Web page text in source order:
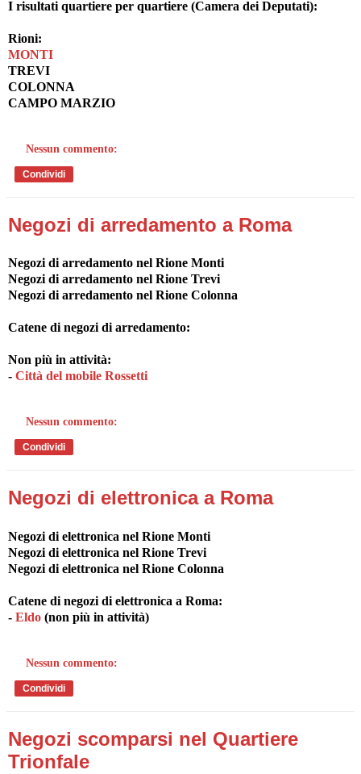
I risultati quartiere per quartiere (Camera dei Deputati):
Rioni:
MONTI
TREVI
COLONNA
CAMPO MARZIO
Nessun commento:
Condividi
Negozi di arredamento a Roma
Negozi di arredamento nel Rione Monti
Negozi di arredamento nel Rione Trevi
Negozi di arredamento nel Rione Colonna
Catene di negozi di arredamento:
Non più in attività:
- Città del mobile Rossetti
Nessun commento:
Condividi
Negozi di elettronica a Roma
Negozi di elettronica nel Rione Monti
Negozi di elettronica nel Rione Trevi
Negozi di elettronica nel Rione Colonna
Catene di negozi di elettronica a Roma:
- Eldo (non più in attività)
Nessun commento:
Condividi
Negozi scomparsi nel Quartiere
Trionfale